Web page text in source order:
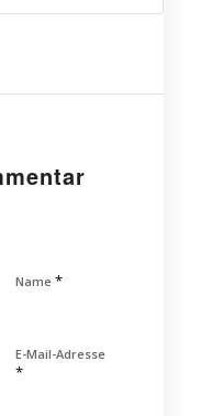
Name *
E-Mail-Adresse
*